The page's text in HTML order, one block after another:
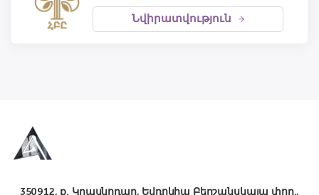
Նվիրատվություն
350912, ք. Կրասնոդար, Եվդոկիա Բերշանսկայա փող.,